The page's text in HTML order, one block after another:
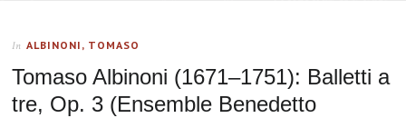
In ALBINONI, TOMASO
Tomaso Albinoni (1671–1751): Balletti a
tre, Op. 3 (Ensemble Benedetto